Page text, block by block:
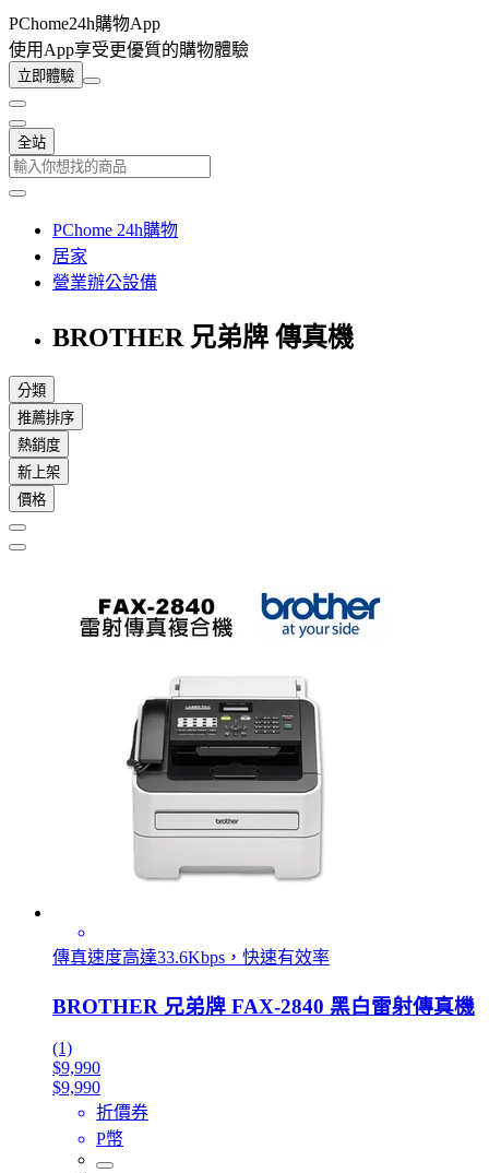
PChome24h購物App
使用App享受更優質的購物體驗
立即體驗
全站
PChome 24h購物
居家
營業辦公設備
BROTHER 兄弟牌 傳真機
分類
推薦排序
熱銷度
新上架
價格
傳真速度高達33.6Kbps，快速有效率
BROTHER 兄弟牌 FAX-2840 黑白雷射傳真機
(1)
$9,990
$9,990
折價券
P幣